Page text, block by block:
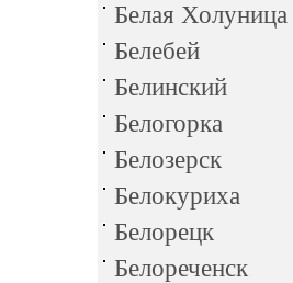
Белая Холуница
Белебей
Белинский
Белогорка
Белозерск
Белокуриха
Белорецк
Белореченск